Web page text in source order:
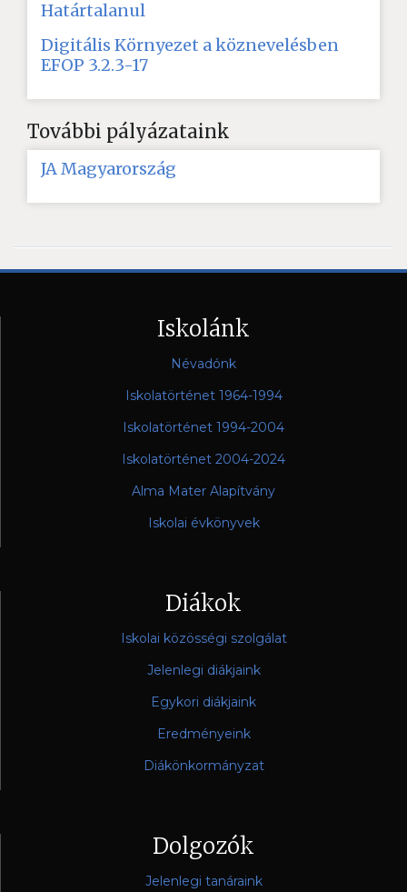
Határtalanul
Digitális Környezet a köznevelésben
EFOP 3.2.3-17
További pályázataink
JA Magyarország
Iskolánk
Névadónk
Iskolatörténet 1964-1994
Iskolatörténet 1994-2004
Iskolatörténet 2004-2024
Alma Mater Alapítvány
Iskolai évkönyvek
Diákok
Iskolai közösségi szolgálat
Jelenlegi diákjaink
Egykori diákjaink
Eredményeink
Diákönkormányzat
Dolgozók
Jelenlegi tanáraink